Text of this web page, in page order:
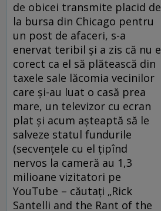
de obicei transmite placid de
la bursa din Chicago pentru
un post de afaceri, s-a
enervat teribil şi a zis că nu e
corect ca el să plătească din
taxele sale lăcomia vecinilor
care şi-au luat o casă prea
mare, un televizor cu ecran
plat şi acum aşteaptă să le
salveze statul fundurile
(secvenţele cu el ţipînd
nervos la cameră au 1,3
milioane vizitatori pe
YouTube – căutaţi „Rick
Santelli and the Rant of the